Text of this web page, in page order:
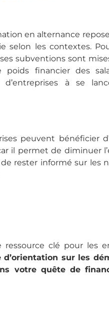
en alternance
selon les contextes.
subventions sont
poids financier des
à se
peuvent bénéficier
il permet de diminuer
rester informé sur les
clé pour les
d’orientation sur les
votre quête de